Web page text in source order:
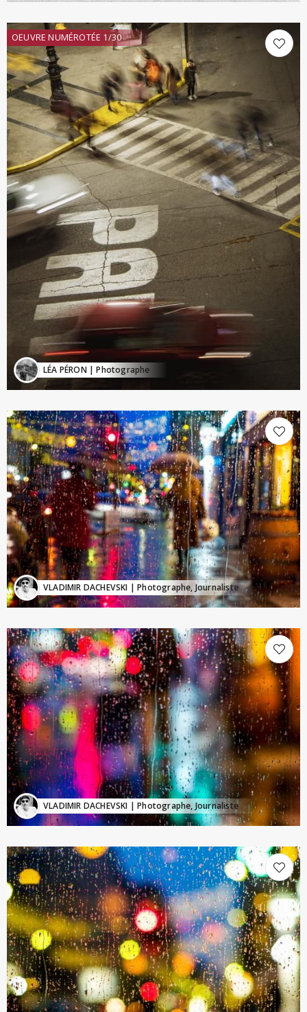
OEUVRE NUMÉROTÉE 1/30
LÉA PÉRON| Photographe
VLADIMIR DACHEVSKI | Photographe, Journaliste
VLADIMIR DACHEVSKI | Photographe, Journaliste